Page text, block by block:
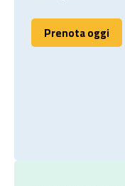
Prenota oggi
Prenota oggi